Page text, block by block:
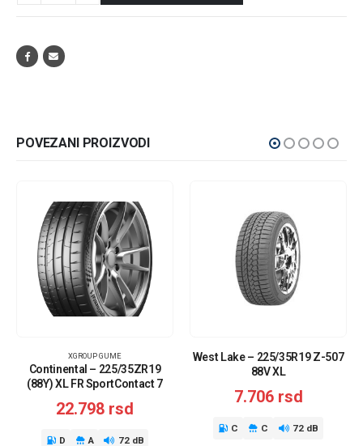
POVEZANI PROIZVODI
XGROUP GUME
Continental – 225/35ZR19
(88Y) XL FR SportContact 7
22.798 rsd
D A 72 dB
West Lake – 225/35R19 Z-507
88V XL
7.706 rsd
C C 72 dB